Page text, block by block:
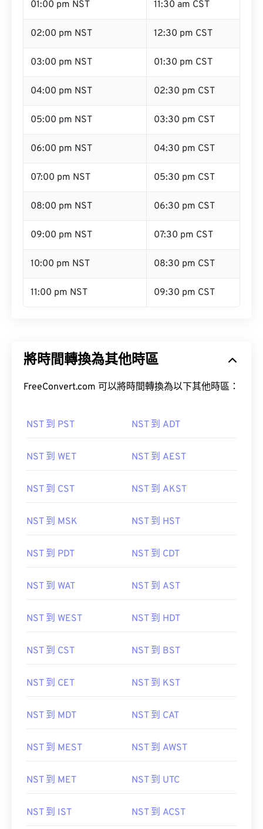
01:00 pm NST 11:30 am CST
02:00 pm NST 12:30 pm CST
03:00 pm NST 01:30 pm CST
04:00 pm NST 02:30 pm CST
05:00 pm NST 03:30 pm CST
06:00 pm NST 04:30 pm CST
07:00 pm NST 05:30 pm CST
08:00 pm NST 06:30 pm CST
09:00 pm NST 07:30 pm CST
10:00 pm NST 08:30 pm CST
11:00 pm NST 09:30 pm CST
將時間轉換為其他時區
FreeConvert.com 可以將時間轉換為以下其他時區：
NST 到 PST NST 到 ADT
NST 到 WET NST 到 AEST
NST 到 CST NST 到 AKST
NST 到 MSK NST 到 HST
NST 到 PDT NST 到 CDT
NST 到 WAT NST 到 AST
NST 到 WEST NST 到 HDT
NST 到 CST NST 到 BST
NST 到 CET NST 到 KST
NST 到 MDT NST 到 CAT
NST 到 MEST NST 到 AWST
NST 到 MET NST 到 UTC
NST 到 IST NST 到 ACST